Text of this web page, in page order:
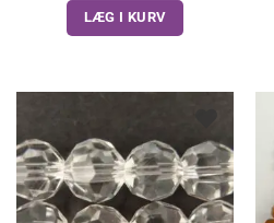
LÆG I KURV